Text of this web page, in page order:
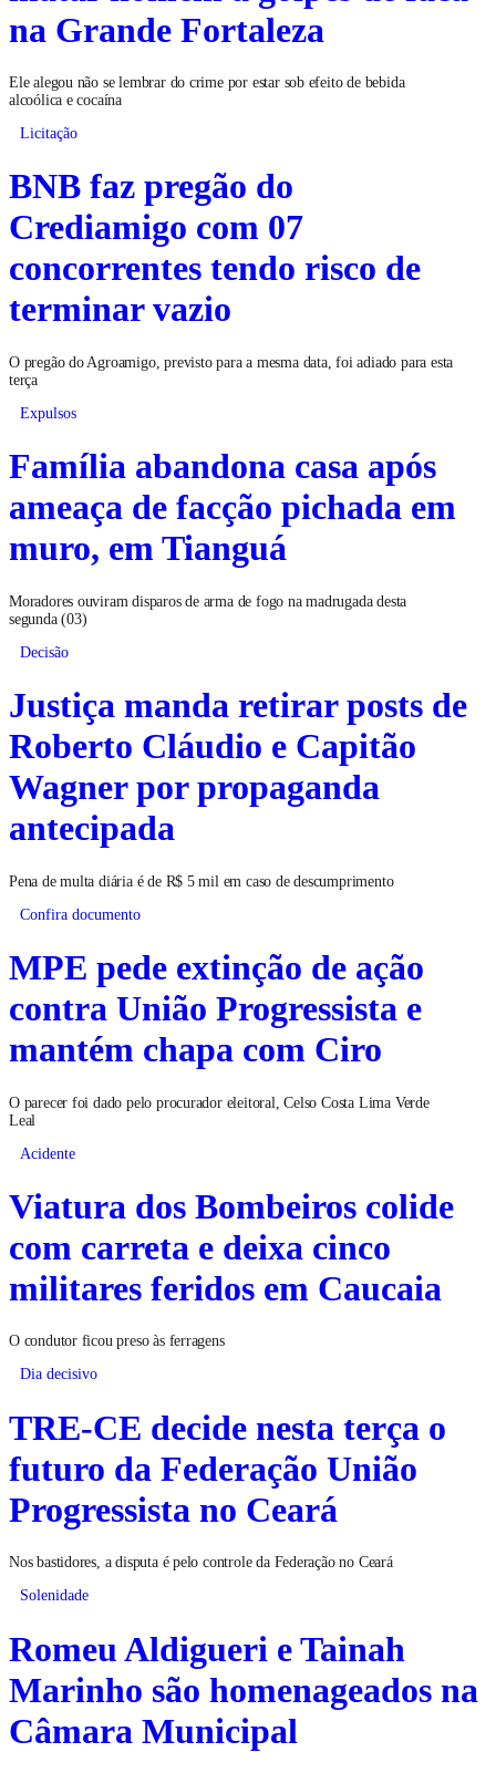
na Grande Fortaleza
Ele alegou não se lembrar do crime por estar sob efeito de bebida
alcoólica e cocaína
Licitação
BNB faz pregão do
Crediamigo com 07
concorrentes tendo risco de
terminar vazio
O pregão do Agroamigo, previsto para a mesma data, foi adiado para esta
terça
Expulsos
Família abandona casa após
ameaça de facção pichada em
muro, em Tianguá
Moradores ouviram disparos de arma de fogo na madrugada desta
segunda (03)
Decisão
Justiça manda retirar posts de
Roberto Cláudio e Capitão
Wagner por propaganda
antecipada
Pena de multa diária é de R$ 5 mil em caso de descumprimento
Confira documento
MPE pede extinção de ação
contra União Progressista e
mantém chapa com Ciro
O parecer foi dado pelo procurador eleitoral, Celso Costa Lima Verde
Leal
Acidente
Viatura dos Bombeiros colide
com carreta e deixa cinco
militares feridos em Caucaia
O condutor ficou preso às ferragens
Dia decisivo
TRE-CE decide nesta terça o
futuro da Federação União
Progressista no Ceará
Nos bastidores, a disputa é pelo controle da Federação no Ceará
Solenidade
Romeu Aldigueri e Tainah
Marinho são homenageados na
Câmara Municipal